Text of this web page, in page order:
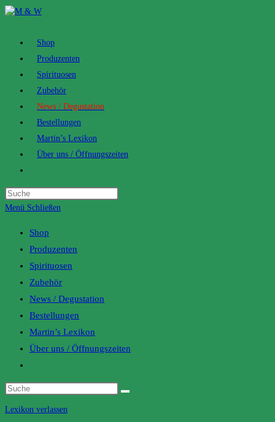
Zum
Shop
Produzenten
Spirituosen
Zubehör
News / Degustation
Bestellungen
Martin’s Lexikon
Über uns / Öffnungszeiten
website
search
Menü Schließen
Shop
Produzenten
Spirituosen
Zubehör
News / Degustation
Bestellungen
Martin’s Lexikon
Über uns / Öffnungszeiten
website
search
Lexikon verlassen